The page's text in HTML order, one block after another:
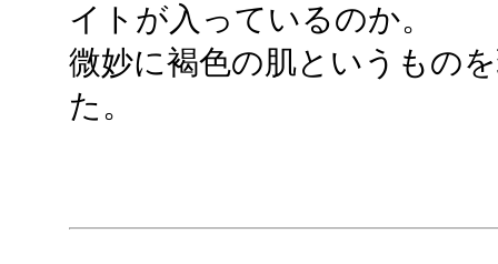
イトが入っているのか。
微妙に褐色の肌というもの
た。